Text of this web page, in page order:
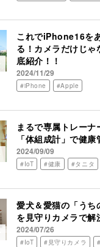
これでiPhone16を
る！カメラだけじ
底紹介！！
2024/11/29
#iPhone #Apple
まるで専属トレー
「体組成計」で健
2024/09/09
#IoT #健康 #タニタ
愛犬＆愛猫の「うち
を見守りカメラで解
2024/07/26
#IoT #見守りカメラ